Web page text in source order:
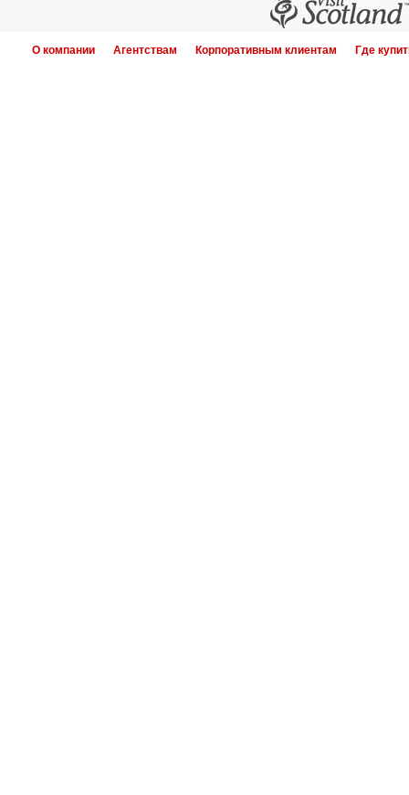
О компании Агентствам Корпоративным клиентам Где